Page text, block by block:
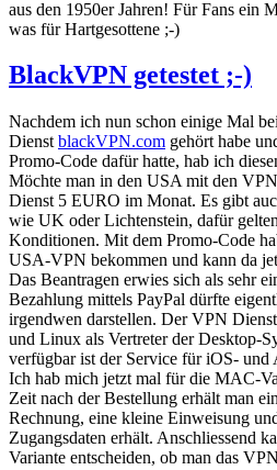
aus den 1950er Jahren! Für Fans ein
was für Hartgesottene ;-)
BlackVPN getestet ;-)
Nachdem ich nun schon einige Mal bei
Dienst blackVPN.com gehört habe
Promo-Code dafür hatte, hab ich
Möchte man in den USA mit den
Dienst 5 EURO im Monat. Es gibt
wie UK oder Lichtenstein, dafür
Konditionen. Mit dem Promo-Code
USA-VPN bekommen und kann da
Das Beantragen erwies sich als sehr
Bezahlung mittels PayPal dürfte
irgendwen darstellen. Der VPN
und Linux als Vertreter der Desktop-
verfügbar ist der Service für iOS- und
Ich hab mich jetzt mal für die MAC-
Zeit nach der Bestellung erhält man
Rechnung, eine kleine Einweisung
Zugangsdaten erhält. Anschliessend
Variante entscheiden, ob man das